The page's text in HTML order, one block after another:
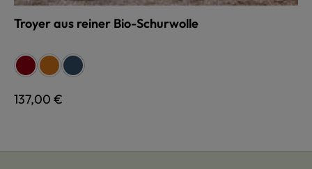
Troyer aus reiner Bio-Schurwolle
Farbe auswählen
rot terra jeans
Regulärer Preis:
137,00 €